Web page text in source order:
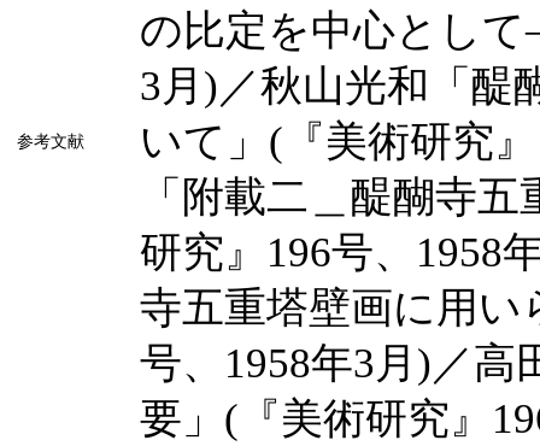
参考文献
の比定を中心とし
3月)／秋山光和「醍
いて」(『美術研究
「附載二＿醍醐寺
研究』196号、1958
寺五重塔壁画に用い
号、1958年3月)／高
要」(『美術研究』